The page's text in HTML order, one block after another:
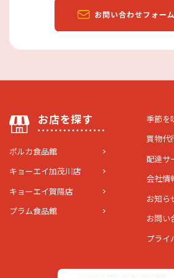
お店を探す
ポルカ食品館
キョーエイ加茂川店
キョーエイ賀陽店
プラム食品館
季節を
買物代
配達サ
会社情
お知ら
お問い
プライ